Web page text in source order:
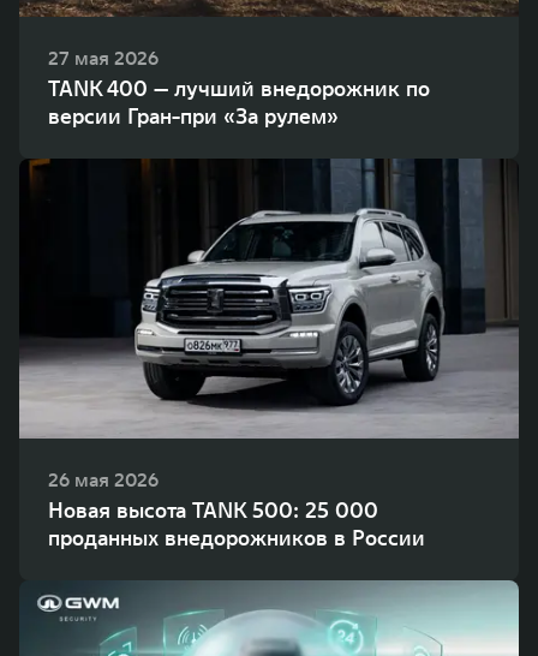
27 мая 2026
TANK 400 — лучший внедорожник по
версии Гран-при «За рулем»
26 мая 2026
Новая высота TANK 500: 25 000
проданных внедорожников в России